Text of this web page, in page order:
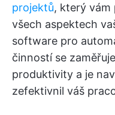
projektů, který vám
všech aspektech
software pro
činností se
produktivity a je
zefektivnil váš